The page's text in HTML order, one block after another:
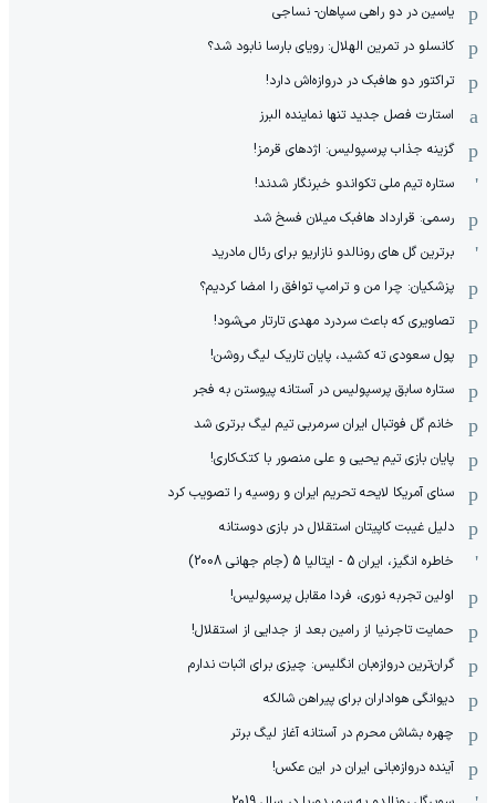
یاسین در دو راهی سپاهان- نساجی
کانسلو در تمرین الهلال: رویای بارسا نابود شد؟
تراکتور دو هافبک در دروازه‌اش دارد!
استارت فصل جدید تنها نماینده البرز
گزینه جذاب پرسپولیس: اژدهای قرمز!
ستاره تیم ملی تکواندو خبرنگار شدند!
رسمی: قرارداد هافبک میلان فسخ شد
برترین گل های رونالدو نازاریو برای رئال مادرید
پزشکیان: چرا من و ترامپ توافق را امضا کردیم؟
تصاویری که باعث سردرد مهدی تارتار می‌شود!
پول سعودی ته کشید، پایان تاریک لیگ روشن!
ستاره سابق پرسپولیس در آستانه پیوستن به فجر
خانم گل فوتبال ایران سرمربی تیم لیگ برتری شد
پایان بازی تیم یحیی و علی منصور با کتک‌کاری!
سنای آمریکا لایحه تحریم ایران و روسیه را تصویب کرد
دلیل غیبت کاپیتان استقلال در بازی دوستانه
خاطره انگیز، ایران 5 - ایتالیا 5 (جام جهانی 2008)
اولین تجربه نوری، فردا مقابل پرسپولیس!
حمایت تاجرنیا از رامین بعد از جدایی از استقلال!
گران‌ترین دروازه‌بان انگلیس: چیزی برای اثبات ندارم
دیوانگی هواداران برای پیراهن شالکه
چهره بشاش محرم در آستانه آغاز لیگ برتر
آینده دروازه‌بانی ایران در این عکس!